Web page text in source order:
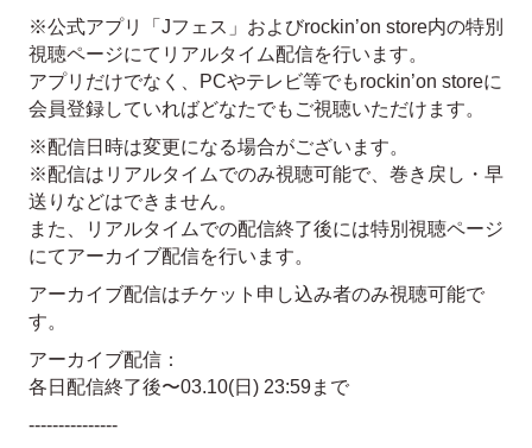
※公式アプリ「Jフェス」およびrockin’on store内の特別
視聴ページにてリアルタイム配信を行います。
アプリだけでなく、PCやテレビ等でもrockin’on storeに
会員登録していればどなたでもご視聴いただけます。
※配信日時は変更になる場合がございます。
※配信はリアルタイムでのみ視聴可能で、巻き戻し・早
送りなどはできません。
また、リアルタイムでの配信終了後には特別視聴ページ
にてアーカイブ配信を行います。
アーカイブ配信はチケット申し込み者のみ視聴可能で
す。
アーカイブ配信：
各日配信終了後〜03.10(日) 23:59まで
---------------